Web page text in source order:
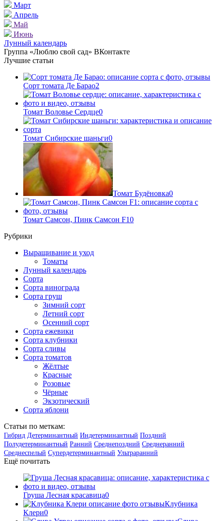
Март
Апрель
Май
Июнь
Лунный календарь
Группа «Люблю свой сад» ВКонтакте
Лучшие статьи
Сорт томата Де Барао2
Томат Воловье Сердце0
Томат Сибирские шаньги0
Томат Будёновка0
Томат Самсон, Пинк Самсон F10
Рубрики
Выращивание и уход
Томаты
Лунный календарь
Сорта
Сорта винограда
Сорта груш
Зимний сорт
Летний сорт
Осенний сорт
Сорта ежевики
Сорта клубники
Сорта сливы
Сорта томатов
Жёлтые
Красные
Розовые
Чёрные
Экзотический
Сорта яблони
Статьи по меткам:
Гибрид Детерминантный Индетерминантный Поздний
Полудетерминантный Ранний Среднепоздний Среднеранний
Среднеспелый Супердетерминантный Ультраранний
Ещё почитать
Груша Лесная красавица0
Клубника
Клери0